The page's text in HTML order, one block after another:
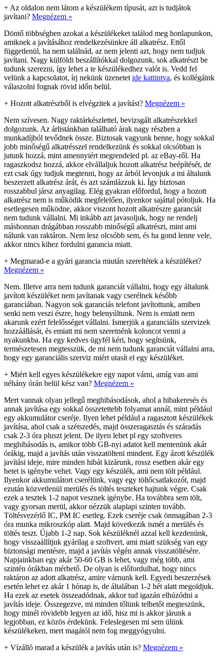
+ Az oldalon nem látom a készülékem típusát, azt is tudjátok
javítani? Megnézem »
Döntő többségben azokat a készülékeket találod meg honlapunkon,
amiknek a javításához rendelkezésünkre áll alkatrész. Ettől
függetlenül, ha nem találnád, az nem jelenti azt, hogy nem tudjuk
javítani. Nagy külföldi beszállítókkal dolgozunk, sok alkatrészt be
tudunk szerezni, így lehet a te készülékedhez valót is. Vedd fel
velünk a kapcsolatot, írj nekünk üzenetet ide kattintva, és kollégáink
válaszolni fognak rövid időn belül.
+ Hozott alkatrészből is elvégzitek a javítást? Megnézem »
Nem szívesen. Nagy raktárkészlettel, bevizsgált alkatrészekkel
dolgozunk. Az árlistánkban található árak nagy részben a
munkadíjból tevődnek össze. Biztosak vagyunk benne, hogy sokkal
jobb minőségű alkatrésszel rendelkezünk és sokkal olcsóbban is
jutunk hozzá, mint amennyiért megrendeled pl. az eBay-ről. Ha
ragaszkodsz hozzá, akkor elvállaljuk hozott alkatrész beépítését, de
ezt csak úgy tudjuk megtenni, hogy az árból levonjuk a mi általunk
beszerzett alkatrész árát, és azt számlázzuk ki. Így biztosan
rosszabbul jársz anyagilag. Elég gyakran előfordul, hogy a hozott
alkatrész nem is működik megfelelően, ilyenkor sajáttal pótoljuk. Ha
esetlegesen működne, akkor viszont hozott alkatrészre garanciát
nem tudunk vállalni. Mi inkább azt javasoljuk, hogy ne rendelj
máshonnan drágábban rosszabb minőségű alkatrészt, mint ami
nálunk van raktáron. Nem lesz olcsóbb sem, és ha gond lenne vele,
akkor nincs kihez fordulni garancia miatt.
+ Megmarad-e a gyári garancia miután szereltétek a készüléket?
Megnézem »
Nem. Illetve arra nem tudunk garanciát vállalni, hogy egy általunk
javított készüléket nem javítanak vagy cserélnek később
garanciában. Nagyon sok garanciás telefont javítottunk, amiben
senki nem veszi észre, hogy belenyúltunk. Nem is emiatt nem
akarunk ezért felelősséget vállalni. Ismerjük a garanciális szervizek
hozzáállását, és emiatt mi nem szeretnénk koloncot venni a
nyakunkba. Ha egy kedves ügyfél kéri, hogy segítsünk,
természetesen megtesszük, de mi nem tudunk garanciát vállalni arra,
hogy egy garanciális szerviz miért utasít el egy készüléket.
+ Miért kell egyes készülékekre egy napot várni, amíg van ami
néhány órán belül kész van? Megnézem »
Mert vannak olyan jellegű meghibásodások, ahol a hibakeresés és
annak javítása egy sokkal összetettebb folyamat annál, mint például
egy akkumulátor cseréje. Ilyen lehet például a ragasztott készülékek
javítása, ahol csak a szétszedés, majd összeragasztás és száradás
csak 2-3 óra pluszt jelent. De ilyen lehet pl egy szoftveres
meghibásodás is, amikor több GB-nyi adatot kell mentenünk akár
órákig, majd a javítás után visszatölteni mindent. Egy ázott készülék
javítási ideje, mire minden hibát kizárunk, rossz esetben akár egy
hetet is igénybe vehet. Vagy egy készülék, ami nem tölt például.
Ilyenkor akkumulátort cserélünk, vagy egy töltőcsatlakozót, majd
ezután közvetlenül merülés és töltés teszteket hajtunk végre. Csak
ezek a tesztek 1-2 napot vesznek igénybe. Ha továbbra sem tölt,
vagy gyorsan merül, akkor nézzük alaplapi szinten tovább.
Töltésvezérlő IC, PM IC esetleg. Ezek cseréje csak önmagában 2-3
óra munka mikroszkóp alatt. Majd következik ismét a merülés és
töltés teszt. Újabb 1-2 nap. Sok készüléknél azzal kell kezdenünk,
hogy visszaállítjuk gyárilag a szoftvert, ami miatt szükség van egy
biztonsági mentésre, majd a javítás végén annak visszatöltésére.
Napjainkban egy akár 50-60 GB is lehet, vagy még több, ami
szintén órákban mérhető. De olyan is előfordulhat, hogy nincs
raktáron az adott alkatrész, amire várnunk kell. Egyedi beszerzések
esetén lehet ez akár 1 hónap is, de általában 1-2 hét alatt megoldjuk.
Ha ezek az esetek összeadódnak, akkor tud igazán elhúzódni a
javítás ideje. Összegezve, mi minden tőlünk telhetőt megteszünk,
hogy minél rövidebb legyen az idő, hisz mi is akkor járunk a
legjobban, ez közös érdekünk. Feleslegesen mi sem ülünk
készülékeken, mert magától nem fog meggyógyulni.
+ Vízálló marad a készülék a javítás után is? Megnézem »